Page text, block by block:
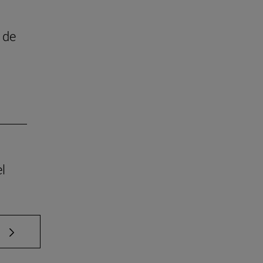
TAB para desplazarse.